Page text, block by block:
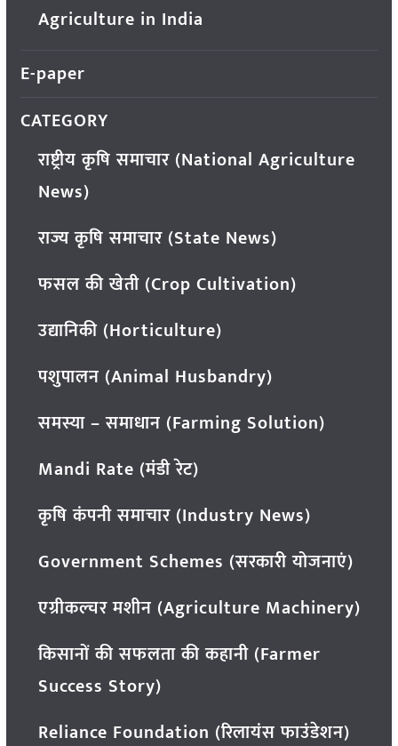
Agriculture in India
E-paper
CATEGORY
राष्ट्रीय कृषि समाचार (National Agriculture
News)
राज्य कृषि समाचार (State News)
फसल की खेती (Crop Cultivation)
उद्यानिकी (Horticulture)
पशुपालन (Animal Husbandry)
समस्या – समाधान (Farming Solution)
Mandi Rate (मंडी रेट)
कृषि कंपनी समाचार (Industry News)
Government Schemes (सरकारी योजनाएं)
एग्रीकल्चर मशीन (Agriculture Machinery)
किसानों की सफलता की कहानी (Farmer
Success Story)
Reliance Foundation (रिलायंस फाउंडेशन)